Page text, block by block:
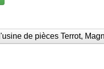
de pièces Terrot,